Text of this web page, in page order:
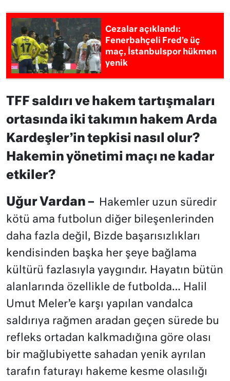
Cezalar açıklandı:
Fenerbahçeli Fred’e üç
maç, İstanbulspor hükmen
yenik
TFF saldırı ve hakem tartışmaları
ortasında iki takımın hakem Arda
Kardeşler’in tepkisi nasıl olur?
Hakemin yönetimi maçı ne kadar
etkiler?
Uğur Vardan –
Hakemler uzun süredir
kötü ama futbolun diğer bileşenlerinden
daha fazla değil, Bizde başarısızlıkları
kendisinden başka her şeye bağlama
kültürü fazlasıyla yaygındır. Hayatın bütün
alanlarında özellikle de futbolda… Halil
Umut Meler’e karşı yapılan vandalca
saldırıya rağmen aradan geçen sürede bu
refleks ortadan kalkmadığına göre olası
bir mağlubiyette sahadan yenik ayrılan
tarafın faturayı hakeme kesme olasılığı